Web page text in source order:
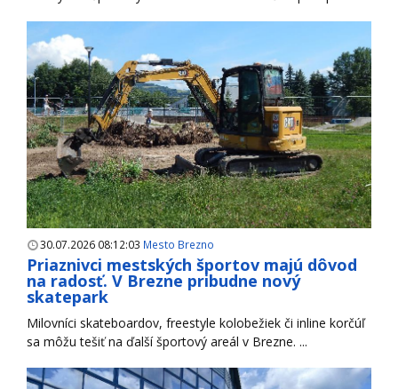
30.07.2026 08:12:03 Mesto Brezno
Priaznivci mestských športov majú dôvod
na radosť. V Brezne pribudne nový
skatepark
Milovníci skateboardov, freestyle kolobežiek či inline korčúľ
sa môžu tešiť na ďalší športový areál v Brezne. ...